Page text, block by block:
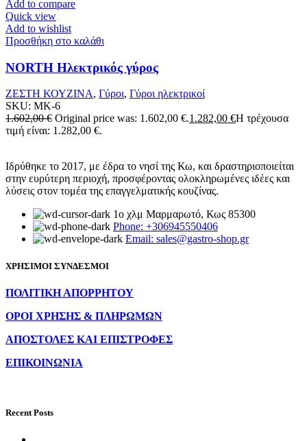
Add to compare
Quick view
Add to wishlist
Προσθήκη στο καλάθι
NORTH Ηλεκτρικός γύρος
ΖΕΣΤΗ ΚΟΥΖΙΝΑ, Γύροι, Γύροι ηλεκτρικοί
SKU: MK-6
1.602,00€ Original price was: 1.602,00 €.1.282,00 €Η τρέχουσα
τιμή είναι: 1.282,00 €.
Ιδρύθηκε το 2017, με έδρα το νησί της Κω, και δραστηριοποιείται
στην ευρύτερη περιοχή, προσφέροντας ολοκληρωμένες ιδέες και
λύσεις στον τομέα της επαγγελματικής κουζίνας.
1ο χλμ Μαρμαρωτό, Κως 85300
Phone: +306945550406
Email: sales@gastro-shop.gr
ΧΡΗΣΙΜΟΙ ΣΥΝΔΕΣΜΟΙ
ΠΟΛΙΤΙΚΗ ΑΠΟΡΡΗΤΟΥ
ΟΡΟΙ ΧΡΗΣΗΣ & ΠΛΗΡΩΜΩΝ
ΑΠΟΣΤΟΛΕΣ ΚΑΙ ΕΠΙΣΤΡΟΦΕΣ
ΕΠΙΚΟΙΝΩΝΙΑ
Recent Posts